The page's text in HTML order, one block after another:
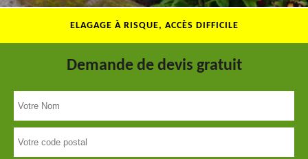
ELAGAGE À RISQUE, ACCÈS DIFFICILE
Demande de devis gratuit